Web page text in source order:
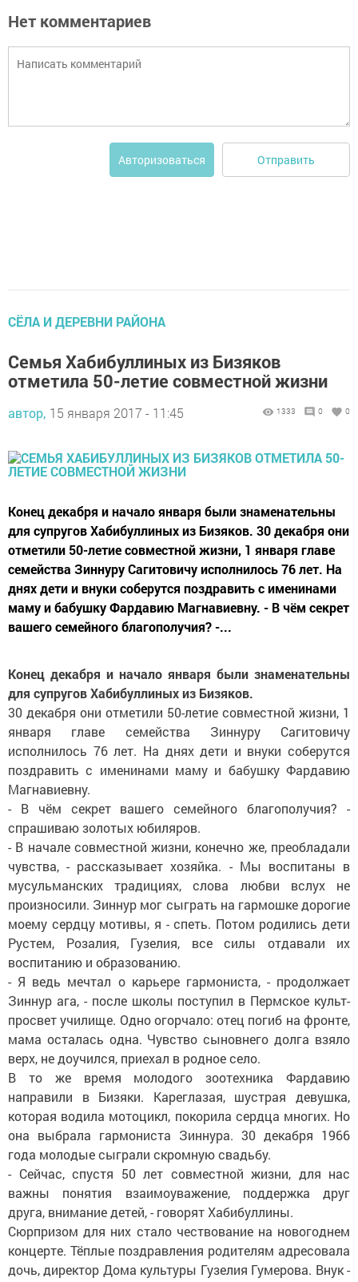
Нет комментариев
Авторизоваться Отправить
СЁЛА И ДЕРЕВНИ РАЙОНА
Семья Хабибуллиных из Бизяков
отметила 50-летие совместной жизни
автор, 15 января 2017 - 11:45 1333 0 0
Конец декабря и начало января были знаменательны
для супругов Хабибуллиных из Бизяков. 30 декабря они
отметили 50-летие совместной жизни, 1 января главе
семейства Зиннуру Сагитовичу исполнилось 76 лет. На
днях дети и внуки соберутся поздравить с именинами
маму и бабушку Фардавию Магнавиевну. - В чём секрет
вашего семейного благополучия? -...
Конец декабря и начало января были знаменательны
для супругов Хабибуллиных из Бизяков.
30 декабря они отметили 50-летие совместной жизни, 1
января главе семейства Зиннуру Сагитовичу
исполнилось 76 лет. На днях дети и внуки соберутся
поздравить с именинами маму и бабушку Фардавию
Магнавиевну.
- В чём секрет вашего семейного благополучия? -
спрашиваю золотых юбиляров.
- В начале совместной жизни, конечно же, преобладали
чувства, - рассказывает хозяйка. - Мы воспитаны в
мусульманских традициях, слова любви вслух не
произносили. Зиннур мог сыграть на гармошке дорогие
моему сердцу мотивы, я - спеть. Потом родились дети
Рустем, Розалия, Гузелия, все силы отдавали их
воспитанию и образованию.
- Я ведь мечтал о карьере гармониста, - продолжает
Зиннур ага, - после школы поступил в Пермское культ-
просвет училище. Одно огорчало: отец погиб на фронте,
мама осталась одна. Чувство сыновнего долга взяло
верх, не доучился, приехал в родное село.
В то же время молодого зоотехника Фардавию
направили в Бизяки. Кареглазая, шустрая девушка,
которая водила мотоцикл, покорила сердца многих. Но
она выбрала гармониста Зиннура. 30 декабря 1966
года молодые сыграли скромную свадьбу.
- Сейчас, спустя 50 лет совместной жизни, для нас
важны понятия взаимоуважение, поддержка друг
друга, внимание детей, - говорят Хабибуллины.
Сюрпризом для них стало чествование на новогоднем
концерте. Тёплые поздравления родителям адресовала
дочь, директор Дома культуры Гузелия Гумерова. Внук -